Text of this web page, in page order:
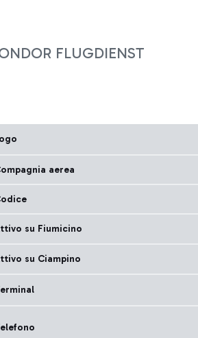
FLUGDIENST
aerea
su Fiumicino
su Ciampino